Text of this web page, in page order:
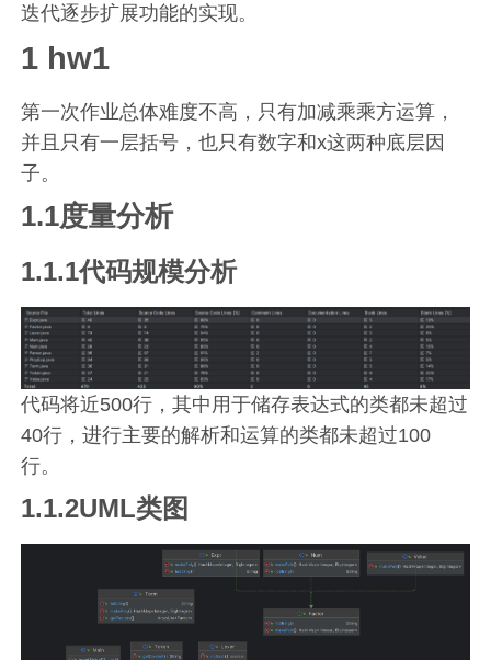
迭代逐步扩展功能的实现。
1 hw1
第一次作业总体难度不高，只有加减乘乘方运算，
并且只有一层括号，也只有数字和x这两种底层因
子。
1.1度量分析
1.1.1代码规模分析
代码将近500行，其中用于储存表达式的类都未超过
40行，进行主要的解析和运算的类都未超过100
行。
1.1.2UML类图